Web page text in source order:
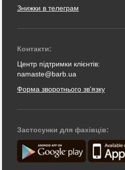
Знижки в телеграм
Контакти:
Центр підтримки клієнтів:
namaste@barb.ua
Форма зворотнього зв'язку
Застосунки для фахівців: